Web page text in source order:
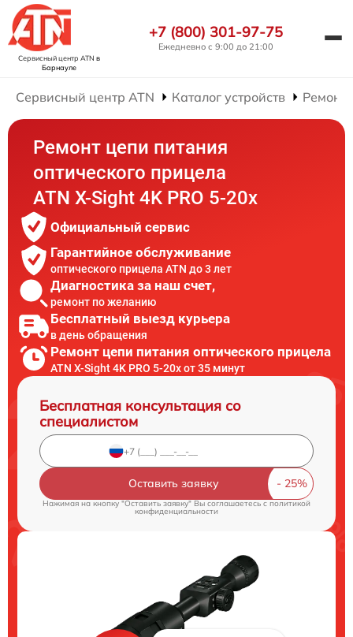
Сервисный центр ATN в
Барнауле
+7 (800) 301-97-75
Ежедневно с 9:00 до 21:00
Сервисный центр ATN Каталог устройств Ремонт
Ремонт цепи питания
оптического прицела
ATN X-Sight 4K PRO 5-20x
Официальный сервис
Гарантийное обслуживание
оптического прицела ATN до 3 лет
Диагностика за наш счет,
ремонт по желанию
Бесплатный выезд курьера
в день обращения
Ремонт цепи питания оптического прицела
ATN X-Sight 4K PRO 5-20x от 35 минут
Бесплатная консультация со
специалистом
Оставить заявку
Нажимая на кнопку "Оставить заявку" Вы соглашаетесь cполитикой
конфиденциальности